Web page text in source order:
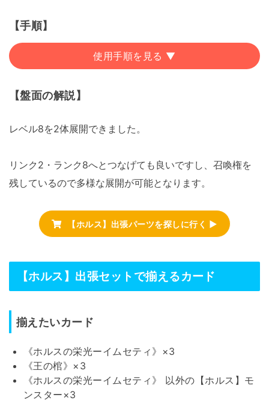
【手順】
使用手順を見る ▼
【盤面の解説】
レベル8を2体展開できました。
リンク2・ランク8へとつなげても良いですし、召喚権を
残しているので多様な展開が可能となります。
【ホルス】出張パーツを探しに行く ▶
【ホルス】出張セットで揃えるカード
揃えたいカード
《ホルスの栄光ーイムセティ》×3
《王の棺》×3
《ホルスの栄光ーイムセティ》 以外の【ホルス】モ
ンスター×3